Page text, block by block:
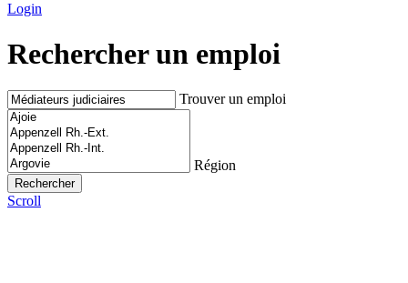
Login
Rechercher un emploi
Trouver un emploi
Région
Scroll